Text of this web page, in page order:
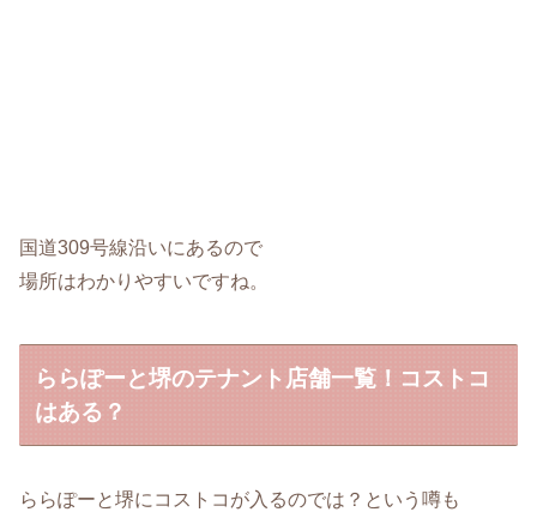
国道309号線沿いにあるので
場所はわかりやすいですね。
ららぽーと堺のテナント店舗一覧！コストコ
はある？
ららぽーと堺にコストコが入るのでは？という噂も